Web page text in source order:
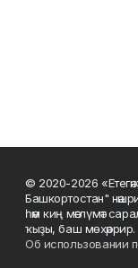
© 2020-2026
Башкортостан"
һәм киң мәғлүмәт
ҡыҙы, баш мөхәррир.
Об использовании